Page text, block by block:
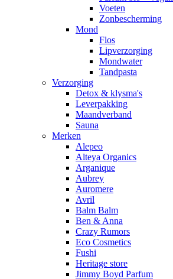
Voeten
Zonbescherming
Mond
Flos
Lipverzorging
Mondwater
Tandpasta
Verzorging
Detox & klysma's
Leverpakking
Maandverband
Sauna
Merken
Alepeo
Alteya Organics
Arganique
Aubrey
Auromere
Avril
Balm Balm
Ben & Anna
Crazy Rumors
Eco Cosmetics
Fushi
Heritage store
Jimmy Boyd Parfum